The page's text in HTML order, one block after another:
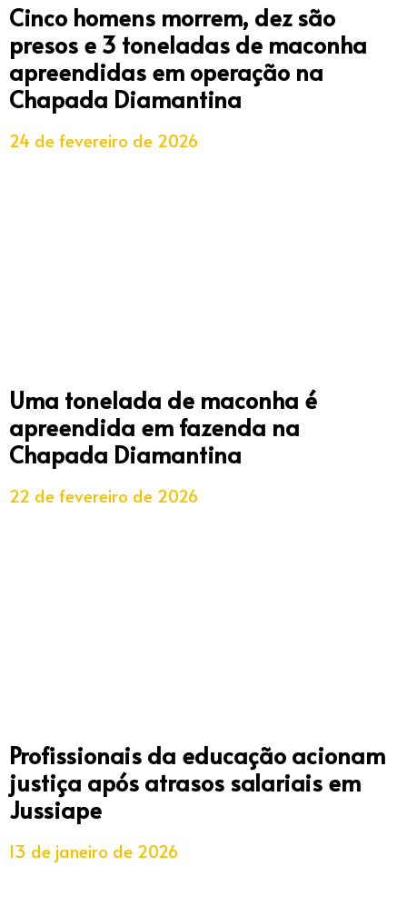
Cinco homens morrem, dez são
presos e 3 toneladas de maconha
apreendidas em operação na
Chapada Diamantina
24 de fevereiro de 2026
Uma tonelada de maconha é
apreendida em fazenda na
Chapada Diamantina
22 de fevereiro de 2026
Profissionais da educação acionam
justiça após atrasos salariais em
Jussiape
13 de janeiro de 2026